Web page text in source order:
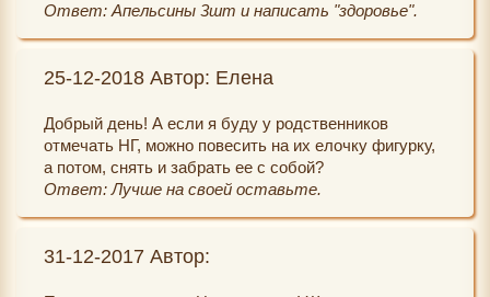
Ответ: Апельсины 3шт и написать "здоровье".
25-12-2018 Автор: Елена
Добрый день! А если я буду у родственников
отмечать НГ, можно повесить на их елочку фигурку,
а потом, снять и забрать ее с собой?
Ответ: Лучше на своей оставьте.
31-12-2017 Автор: